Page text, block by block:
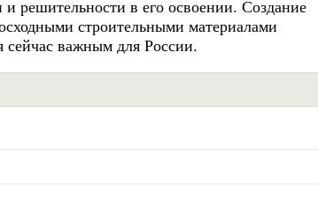
решительности в его освоении. Создание
строительными материалами
сейчас важным для России.